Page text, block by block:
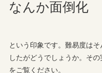
なんか面倒化
という印象です。難易度は
したがどうでしょうか。そ
をご覧ください。